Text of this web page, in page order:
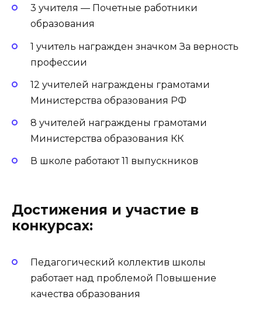
3 учителя — Почетные работники
образования
1 учитель награжден значком За верность
профессии
12 учителей награждены грамотами
Министерства образования РФ
8 учителей награждены грамотами
Министерства образования КК
В школе работают 11 выпускников
Достижения и участие в
конкурсах:
Педагогический коллектив школы
работает над проблемой Повышение
качества образования